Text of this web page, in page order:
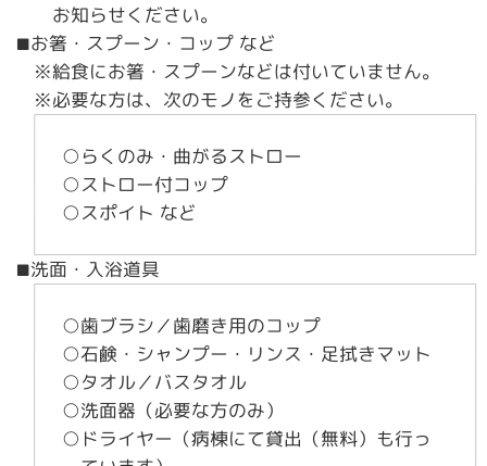
お知らせください。
■お箸・スプーン・コップ など
※給食にお箸・スプーンなどは付いていません。
※必要な方は、次のモノをご持参ください。
○らくのみ・曲がるストロー
○ストロー付コップ
○スポイト など
■洗面・入浴道具
○歯ブラシ／歯磨き用のコップ
○石鹸・シャンプー・リンス・足拭きマット
○タオル／バスタオル
○洗面器（必要な方のみ）
○ドライヤー（病棟にて貸出（無料）も行っ